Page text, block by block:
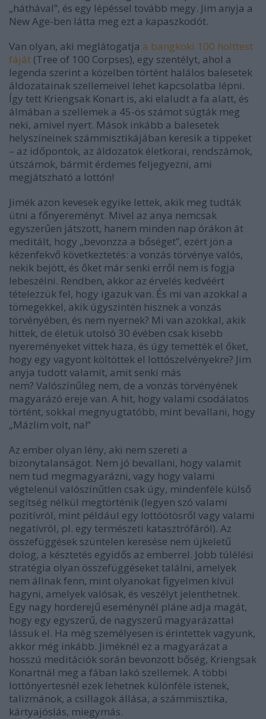
„háthával”, és egy lépéssel tovább megy. Jim anyja a
New Age-ben látta meg ezt a kapaszkodót.
Van olyan, aki meglátogatja a bangkoki 100 holttest
fáját (Tree of 100 Corpses), egy szentélyt, ahol a
legenda szerint a közelben történt halálos balesetek
áldozatainak szellemeivel lehet kapcsolatba lépni.
Így tett Kriengsak Konart is, aki elaludt a fa alatt, és
álmában a szellemek a 45-ös számot súgták meg
neki, amivel nyert. Mások inkább a balesetek
helyszíneinek számmisztikájában keresik a tippeket
– az időpontok, az áldozatok életkorai, rendszámok,
útszámok, bármit érdemes feljegyezni, ami
megjátszható a lottón!
Jimék azon kevesek egyike lettek, akik meg tudták
ütni a főnyereményt. Mivel az anya nemcsak
egyszerűen játszott, hanem minden nap órákon át
meditált, hogy „bevonzza a bőséget”, ezért jön a
kézenfekvő következtetés: a vonzás törvénye valós,
nekik bejött, és őket már senki erről nem is fogja
lebeszélni. Rendben, akkor az érvelés kedvéért
tételezzük fel, hogy igazuk van. És mi van azokkal a
tömegekkel, akik úgyszintén hisznek a vonzás
törvényében, és nem nyernek? Mi van azokkal, akik
hittek, de életük utolsó 30 évében csak kisebb
nyereményeket vittek haza, és úgy temették el őket,
hogy egy vagyont költöttek el lottószelvényekre? Jim
anyja tudott valamit, amit senki más
nem? Valószínűleg nem, de a vonzás törvényének
magyarázó ereje van. A hit, hogy valami csodálatos
történt, sokkal megnyugtatóbb, mint bevallani, hogy
„Mázlim volt, na!”
Az ember olyan lény, aki nem szereti a
bizonytalanságot. Nem jó bevallani, hogy valamit
nem tud megmagyarázni, vagy hogy valami
végtelenül valószínűtlen csak úgy, mindenféle külső
segítség nélkül megtörténik (legyen szó valami
pozitívról, mint például egy lottóötösről vagy valami
negatívról, pl. egy természeti katasztrófáról). Az
összefüggések szüntelen keresése nem újkeletű
dolog, a késztetés egyidős az emberrel. Jobb túlélési
stratégia olyan összefüggéseket találni, amelyek
nem állnak fenn, mint olyanokat figyelmen kívül
hagyni, amelyek valósak, és veszélyt jelenthetnek.
Egy nagy horderejű eseménynél pláne adja magát,
hogy egy egyszerű, de nagyszerű magyarázattal
lássuk el. Ha még személyesen is érintettek vagyunk,
akkor még inkább. Jiméknél ez a magyarázat a
hosszú meditációk során bevonzott bőség, Kriengsak
Konartnál meg a fában lakó szellemek. A többi
lottónyertesnél ezek lehetnek különféle istenek,
talizmánok, a csillagok állása, a számmisztika,
kártyajóslás, miegymás.